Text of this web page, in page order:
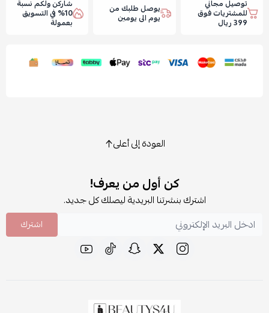
توصيل مجاني
للمشتريات فوق
399 ريال
يوصل طلبك من
يوم الى يومين
شاركن ولكم نسبة
10% في التسويق
بعمولة
العودة إلى أعلى
كن أول من يعرف!
اشترك بنشرتنا البريدية ليصلك كل جديد.
اشترك